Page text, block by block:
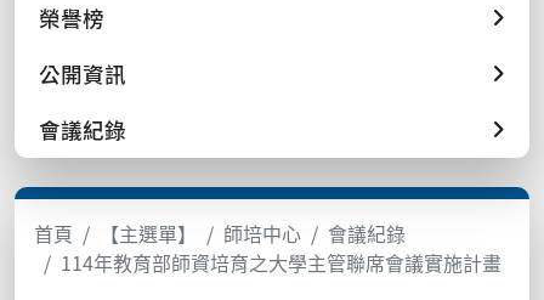
榮譽榜
公開資訊
會議紀錄
首頁 【主選單】 師培中心
會議紀錄
114年教育部師資培育之大學主管聯席會議實施計畫